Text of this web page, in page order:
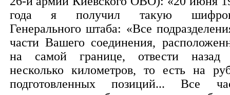
года я получил такую
Генерального штаба: «Все
части Вашего соединения,
на самой границе, отвести назад
несколько километров, то есть на
подготовленных позиций... Все